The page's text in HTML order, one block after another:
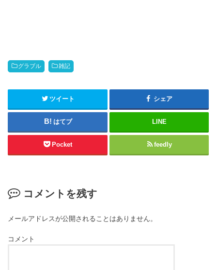
グラブル 雑記
ツイート シェア
はてブ LINE
Pocket feedly
コメントを残す
メールアドレスが公開されることはありません。
コメント